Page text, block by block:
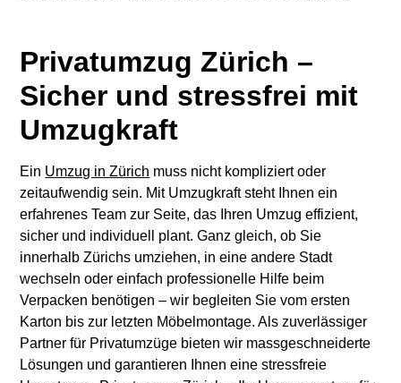
Privatumzug Zürich –
Sicher und stressfrei mit
Umzugkraft
Ein Umzug in Zürich muss nicht kompliziert oder
zeitaufwendig sein. Mit Umzugkraft steht Ihnen ein
erfahrenes Team zur Seite, das Ihren Umzug effizient,
sicher und individuell plant. Ganz gleich, ob Sie
innerhalb Zürichs umziehen, in eine andere Stadt
wechseln oder einfach professionelle Hilfe beim
Verpacken benötigen – wir begleiten Sie vom ersten
Karton bis zur letzten Möbelmontage. Als zuverlässiger
Partner für Privatumzüge bieten wir massgeschneiderte
Lösungen und garantieren Ihnen eine stressfreie